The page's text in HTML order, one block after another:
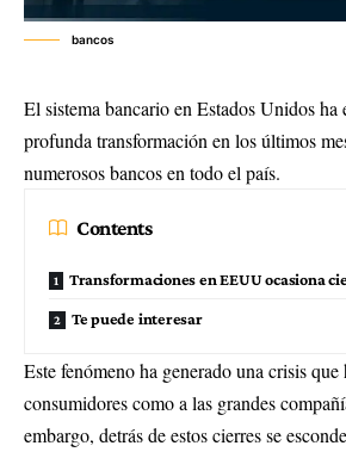
bancos
El sistema bancario en Estados Unidos ha
profunda transformación en los últimos
numerosos bancos en todo el país.
Contents
Transformaciones en EEUU ocasiona
Te puede interesar
Este fenómeno ha generado una crisis
consumidores como a las grandes
embargo, detrás de estos cierres se